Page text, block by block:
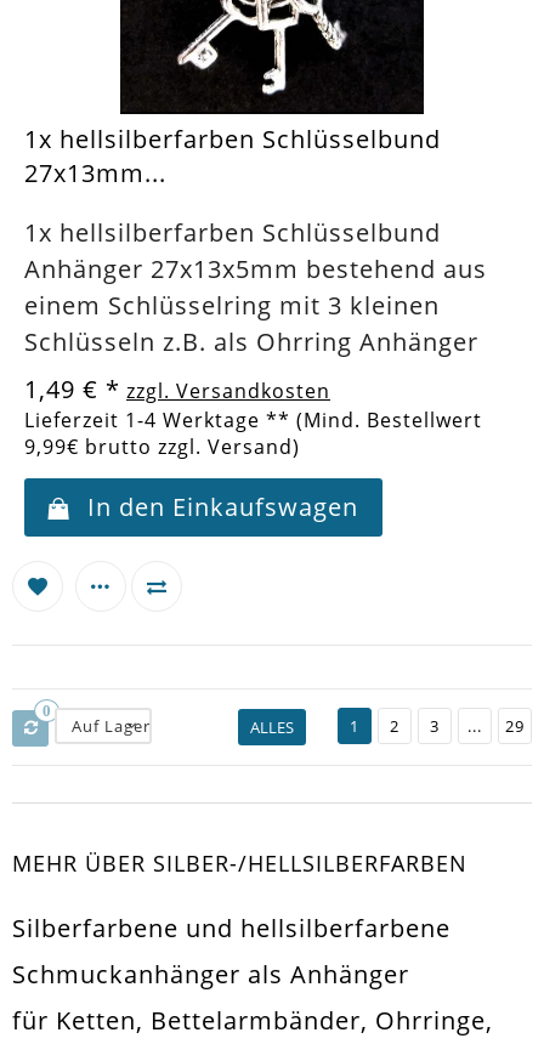
1x hellsilberfarben Schlüsselbund
27x13mm...
1x hellsilberfarben Schlüsselbund
Anhänger 27x13x5mm bestehend aus
einem Schlüsselring mit 3 kleinen
Schlüsseln z.B. als Ohrring Anhänger
1,49 € * zzgl. Versandkosten
Lieferzeit 1-4 Werktage ** (Mind. Bestellwert
9,99€ brutto zzgl. Versand)
In den Einkaufswagen
0
Auf Lager ALLES 1 2 3 ... 29
MEHR ÜBER SILBER-/HELLSILBERFARBEN
Silberfarbene und hellsilberfarbene
Schmuckanhänger als Anhänger
für Ketten, Bettelarmbänder, Ohrringe,